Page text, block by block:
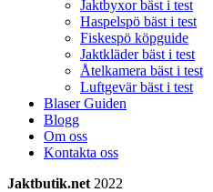
Jaktbyxor bäst i test
Haspelspö bäst i test
Fiskespö köpguide
Jaktkläder bäst i test
Åtelkamera bäst i test
Luftgevär bäst i test
Blaser Guiden
Blogg
Om oss
Kontakta oss
Jaktbutik.net 2022